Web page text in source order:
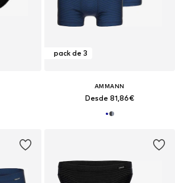
pack de 3
AMMANN
Desde 81,86€